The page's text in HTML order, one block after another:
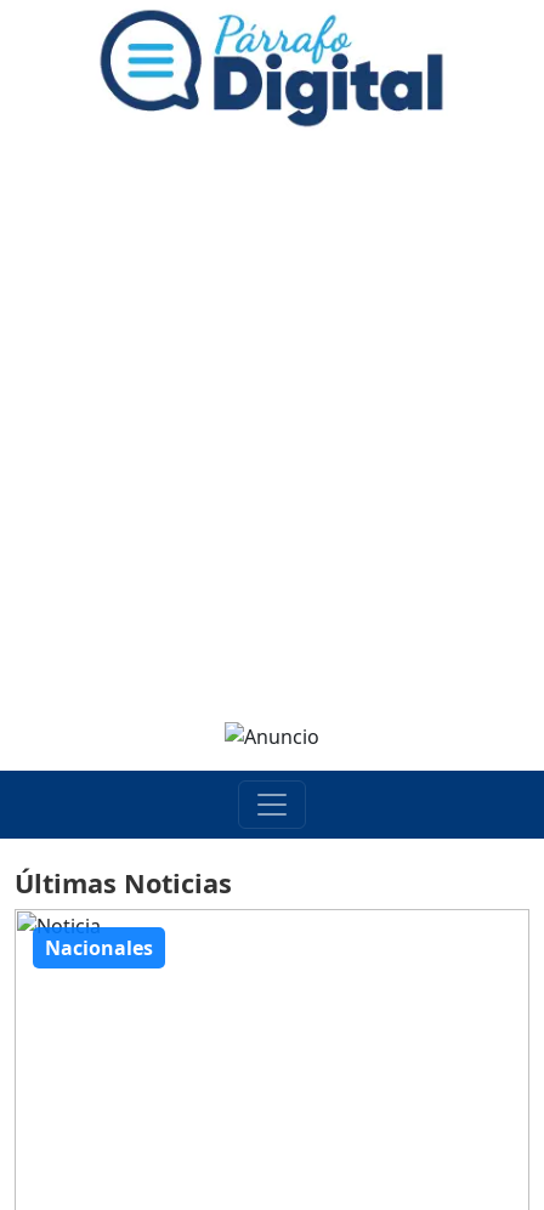
Últimas Noticias
Nacionales